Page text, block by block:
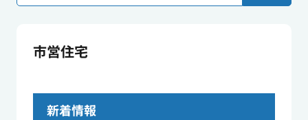
市営住宅
新着情報